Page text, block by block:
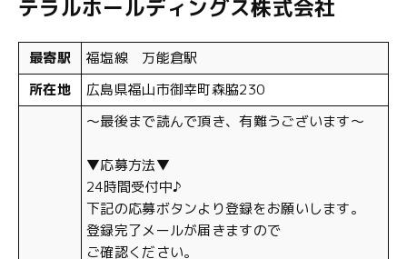
テラルホールディングス株式会社
最寄駅
福塩線 万能倉駅
所在地
広島県福山市御幸町森脇230
〜最後まで読んで頂き、有難うございます〜
▼応募方法▼
24時間受付中♪
下記の応募ボタンより登録をお願いします。
登録完了メールが届きますので
ご確認ください。